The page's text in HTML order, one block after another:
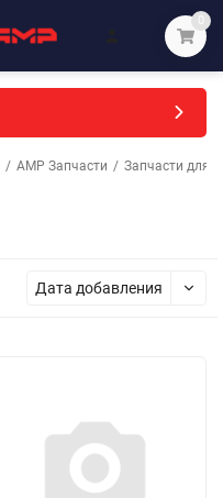
0
/ АМР Запчасти / Запчасти для
Дата добавления